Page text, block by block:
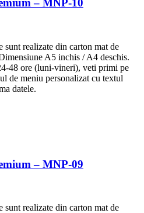
– MNP-10
realizate din carton mat de
A5 inchis / A4 deschis.
48 ore (luni-vineri), veti primi pe
de meniu personalizat cu textul
datele.
– MNP-09
realizate din carton mat de